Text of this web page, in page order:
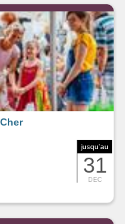
jusqu'au
31
DEC